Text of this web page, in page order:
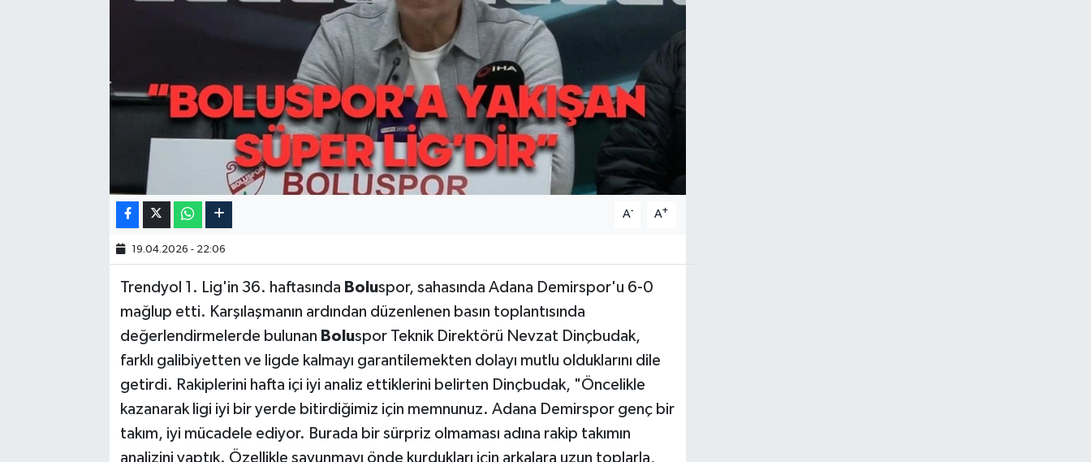
A- A+
19.04.2026 - 22:06
Trendyol 1. Lig'in 36. haftasında Boluspor, sahasında Adana Demirspor'u 6-0
mağlup etti. Karşılaşmanın ardından düzenlenen basın toplantısında
değerlendirmelerde bulunan Boluspor Teknik Direktörü Nevzat Dinçbudak,
farklı galibiyetten ve ligde kalmayı garantilemekten dolayı mutlu olduklarını dile
getirdi. Rakiplerini hafta içi iyi analiz ettiklerini belirten Dinçbudak, "Öncelikle
kazanarak ligi iyi bir yerde bitirdiğimiz için memnunuz. Adana Demirspor genç bir
takım, iyi mücadele ediyor. Burada bir sürpriz olmaması adına rakip takımın
analizini yaptık. Özellikle savunmayı önde kurdukları için arkalara uzun toplarla,